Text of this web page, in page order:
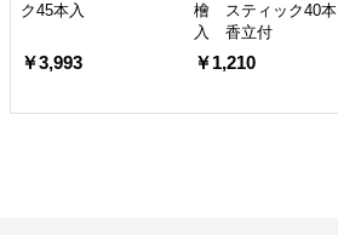
ク45本入
￥3,993
檜 スティック40本
入 香立付
￥1,210